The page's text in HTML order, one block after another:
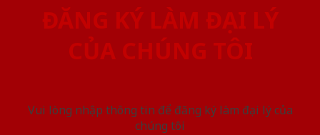
ĐĂNG KÝ LÀM ĐẠI LÝ
CỦA CHÚNG TÔI
Vui lòng nhập thông tin để đăng ký làm đại lý của
chúng tôi